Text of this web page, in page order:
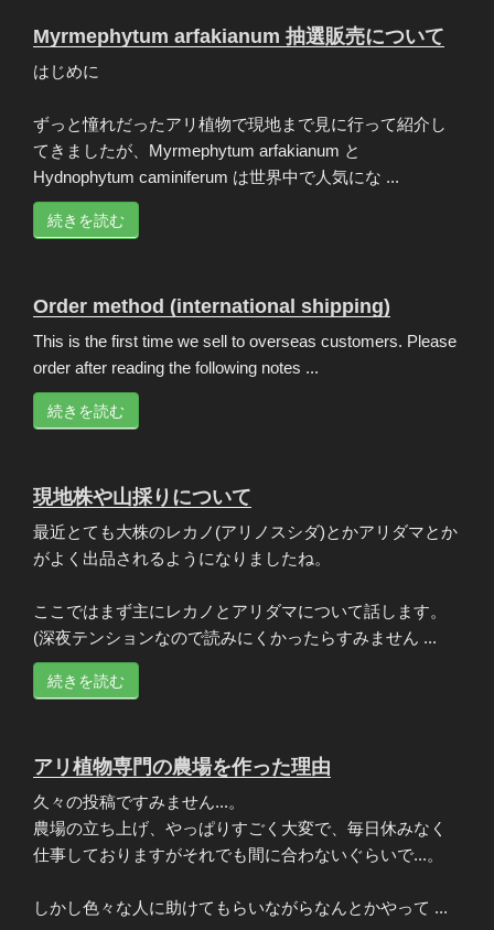
Myrmephytum arfakianum 抽選販売について
はじめに
ずっと憧れだったアリ植物で現地まで見に行って紹介し
てきましたが、Myrmephytum arfakianum と
Hydnophytum caminiferum は世界中で人気にな ...
続きを読む
Order method (international shipping)
This is the first time we sell to overseas customers. Please
order after reading the following notes ...
続きを読む
現地株や山採りについて
最近とても大株のレカノ(アリノスシダ)とかアリダマとか
がよく出品されるようになりましたね。
ここではまず主にレカノとアリダマについて話します。
(深夜テンションなので読みにくかったらすみません ...
続きを読む
アリ植物専門の農場を作った理由
久々の投稿ですみません...。
農場の立ち上げ、やっぱりすごく大変で、毎日休みなく
仕事しておりますがそれでも間に合わないぐらいで...。
しかし色々な人に助けてもらいながらなんとかやって ...